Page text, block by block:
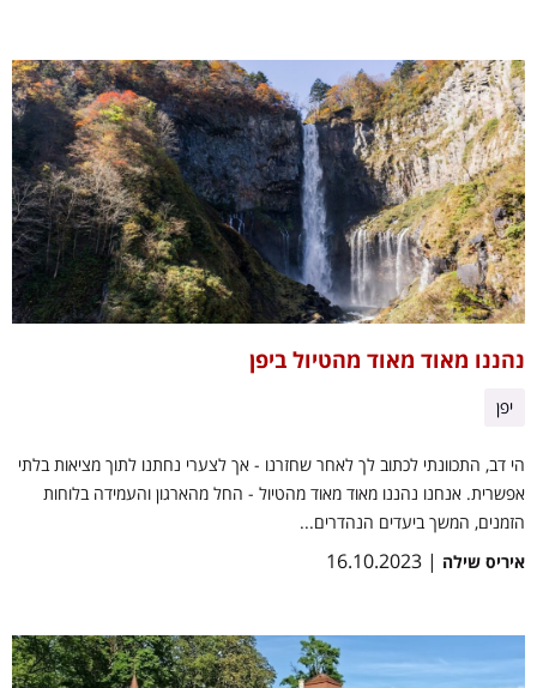
נהננו מאוד מאוד מהטיול ביפן
יפן
הי דב, התכוונתי לכתוב לך לאחר שחזרנו - אך לצערי נחתנו לתוך מציאות בלתי
אפשרית. אנחנו נהננו מאוד מאוד מהטיול - החל מהארגון והעמידה בלוחות
הזמנים, המשך ביעדים הנהדרים...
איריס שילה | 16.10.2023